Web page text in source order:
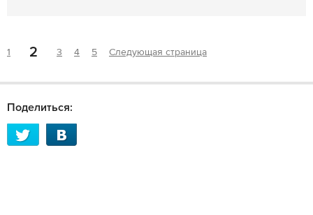
1 2 3 4 5 Следующая страница
Поделиться: